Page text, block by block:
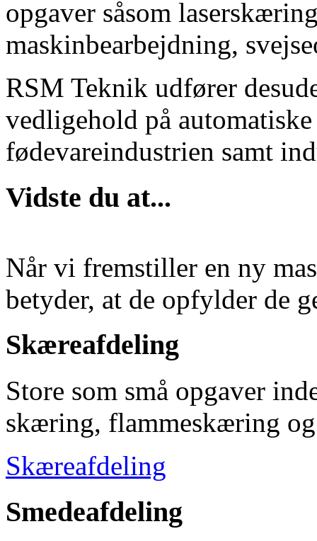
opgaver såsom
maskinbearbejdning,
RSM Teknik udfører
vedligehold på
fødevareindustrien samt
Vidste du at...
Når vi fremstiller en ny
betyder, at de opfylder de
Skæreafdeling
Store som små opgaver
skæring, flammeskæring
Skæreafdeling
Smedeafdeling